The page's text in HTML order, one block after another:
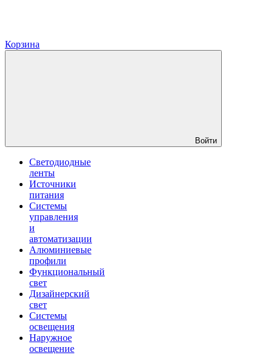
Корзина
Войти
Светодиодные
ленты
Источники
питания
Системы
управления
и
автоматизации
Алюминиевые
профили
Функциональный
свет
Дизайнерский
свет
Системы
освещения
Наружное
освещение